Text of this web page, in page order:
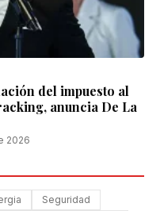
del impuesto al
anuncia De La
2026
Seguridad